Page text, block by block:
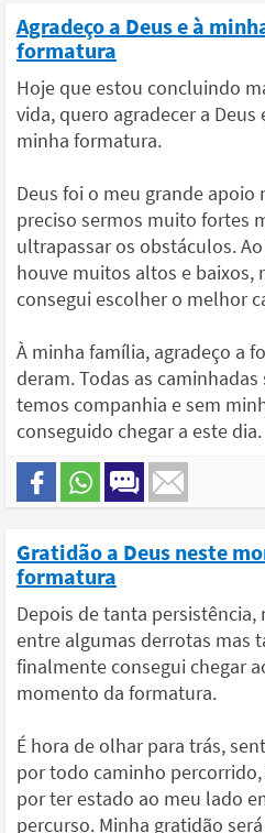
Agradeço a Deus e à
formatura
Hoje que estou concluindo
vida, quero agradecer a
minha formatura.
Deus foi o meu grande
preciso sermos muito fortes
ultrapassar os obstáculos.
houve muitos altos e baixos,
consegui escolher o melhor
À minha família, agradeço a
deram. Todas as
temos companhia e sem
conseguido chegar a este dia.
Gratidão a Deus neste
formatura
Depois de tanta
entre algumas derrotas mas
finalmente consegui chegar
momento da formatura.
É hora de olhar para trás,
por todo caminho percorrido,
por ter estado ao meu lado
percurso. Minha gratidão